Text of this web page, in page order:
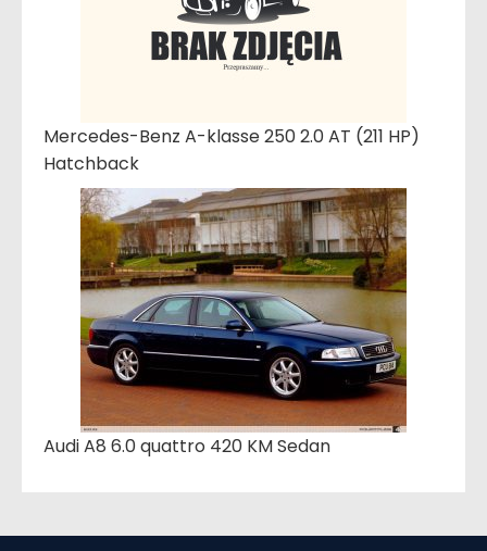
Mercedes-Benz A-klasse 250 2.0 AT (211 HP)
Hatchback
Audi A8 6.0 quattro 420 KM Sedan